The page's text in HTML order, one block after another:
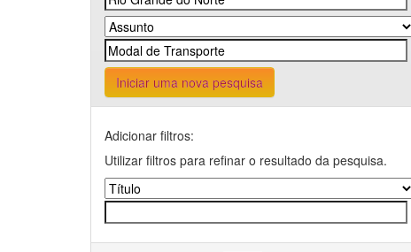
Iniciar uma nova pesquisa
Adicionar filtros:
Utilizar filtros para refinar o resultado da pesquisa.